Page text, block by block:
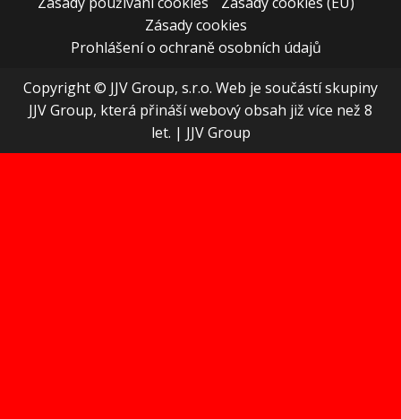
Zásady cookies
Prohlášení o ochraně osobních údajů
Copyright © JJV Group, s.r.o. Web je součástí skupiny
JJV Group, která přináší webový obsah již více než 8
let. | JJV Group